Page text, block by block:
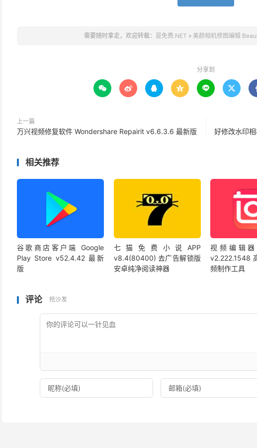
需要随时拿走，欢迎转载： 是免费.NET » 美颜相机修图编辑
分享到
     
上一篇
万兴视频修复软件 Wondershare Repairit v6.6.3.6 最新版 好修改水印
相关推荐
谷歌商店客户端 Google
Play Store v52.4.42 最新
版
七猫免费小说APP
v8.4(80400) 去广告解锁版
安卓纯净阅读神器
视频编辑器
v2.222.1548
频制作工具
评论 抢沙发